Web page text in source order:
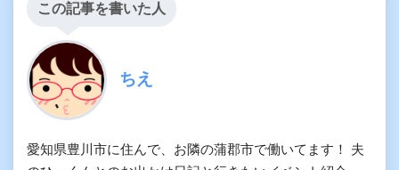
この記事を書いた人
ちえ
愛知県豊川市に住んで、お隣の蒲郡市で働いてます！ 夫